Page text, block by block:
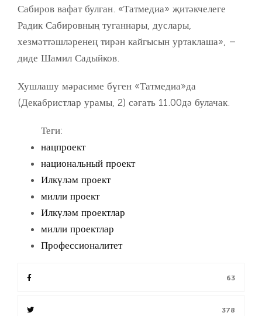
63
378
Сабиров вафат булган. «Татмедиа» җитәкчелеге
Радик Сабировның туганнары, дуслары,
хезмәттәшләренең тирән кайгысын уртаклаша», –
диде Шамил Садыйков.
Хушлашу мәрасиме бүген «Татмедиа»да
(Декабристлар урамы, 2) сәгать 11.00дә булачак.
Теги:
нацпроект
национальный проект
Илкүләм проект
милли проект
Илкүләм проектлар
милли проектлар
Профессионалитет